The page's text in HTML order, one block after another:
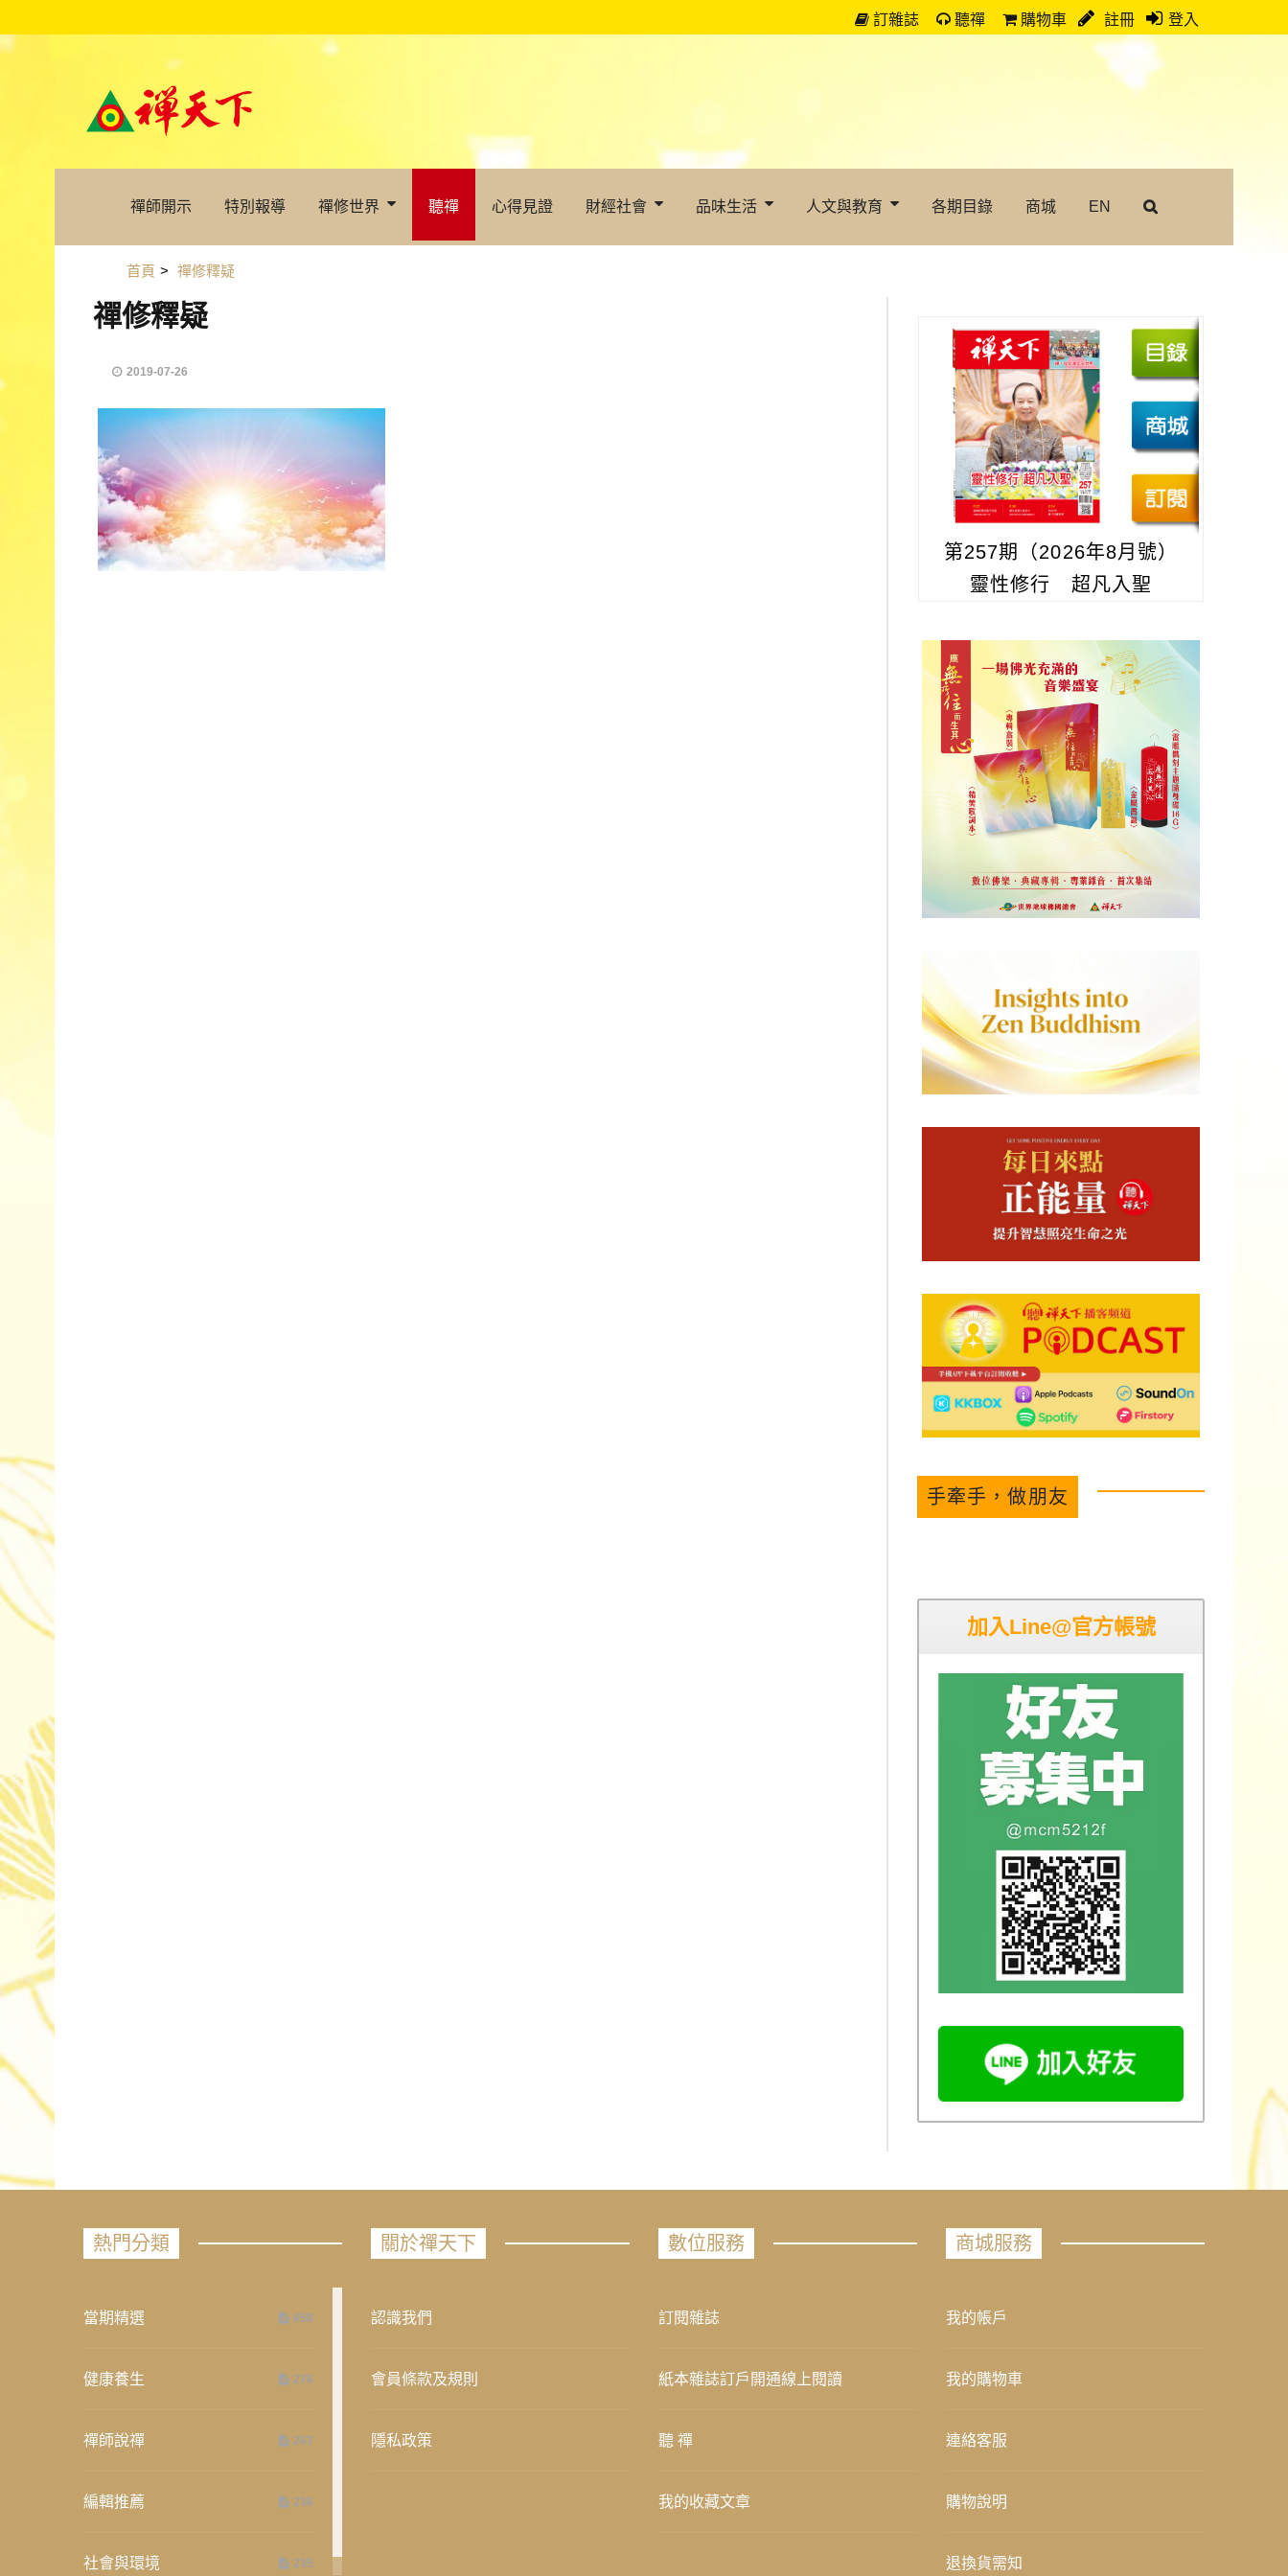
訂雜誌 聽禪 購物車 註冊 登入
禪師開示 特別報導 禪修世界 聽禪 心得見證 財經社會 品味生活 人文與教育 各期目錄 商城 EN
首頁 > 禪修釋疑
禪修釋疑
2019-07-26
第257期（2026年8月號）
靈性修行 超凡入聖
手牽手，做朋友
加入Line@官方帳號
熱門分類
當期精選 658
健康養生 276
禪師說禪 267
編輯推薦 236
社會與環境 235
關於禪天下
認識我們
會員條款及規則
隱私政策
數位服務
訂閱雜誌
紙本雜誌訂戶開通線上閱讀
聽 禪
我的收藏文章
商城服務
我的帳戶
我的購物車
連絡客服
購物說明
退換貨需知